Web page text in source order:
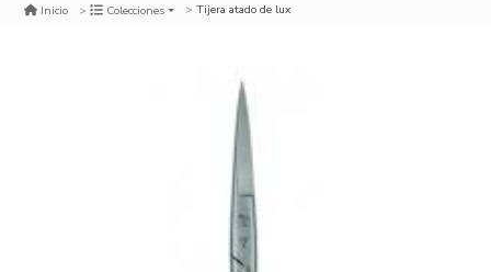
Inicio Colecciones Tijera atado de lux